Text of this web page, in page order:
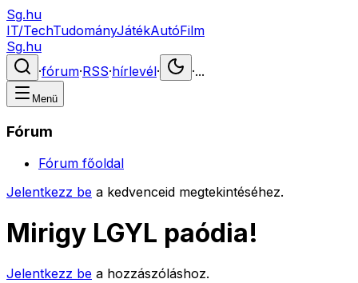
Sg.hu
IT/TechTudományJátékAutóFilm
Sg.hu
·fórum·RSS·hírlevél· ·...
Menü
Fórum
Fórum főoldal
Jelentkezz be a kedvenceid megtekintéséhez.
Mirigy LGYL paódia!
Jelentkezz be a hozzászóláshoz.